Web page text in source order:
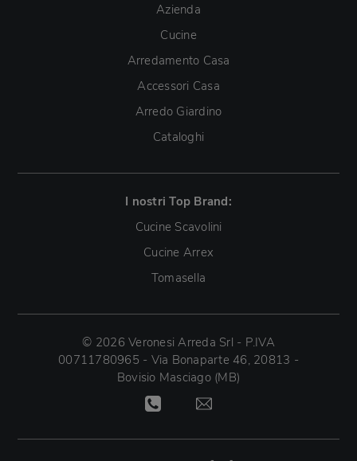
Azienda
Cucine
Arredamento Casa
Accessori Casa
Arredo Giardino
Cataloghi
I nostri Top Brand:
Cucine Scavolini
Cucine Arrex
Tomasella
© 2026 Veronesi Arreda Srl - P.IVA
00711780965 - Via Bonaparte 46, 20813 -
Bovisio Masciago (MB)